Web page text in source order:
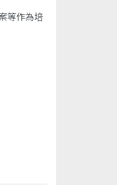
等作為培